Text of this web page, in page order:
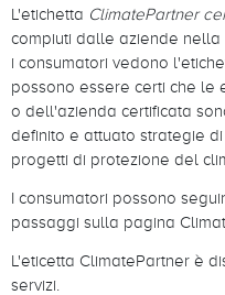
L'etichetta ClimatePartner
compiuti dalle aziende
i consumatori vedono
possono essere certi che le
o dell'azienda certificata
definito e attuato strategie
progetti di protezione del
I consumatori possono
passaggi sulla pagina
L'eticetta ClimatePartner è
servizi.